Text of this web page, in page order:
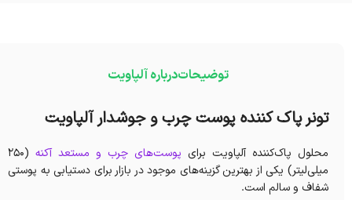
توضیحاتدرباره آلپاویت
تونر پاک کننده پوست چرب و جوشدار آلپاویت
محلول پاک‌کننده آلپاویت برای پوست‌های چرب و مستعد آکنه
(۲۵۰
میلی‌لیتر) یکی از بهترین گزینه‌های موجود در بازار برای دستیابی به پوستی
شفاف و سالم است.